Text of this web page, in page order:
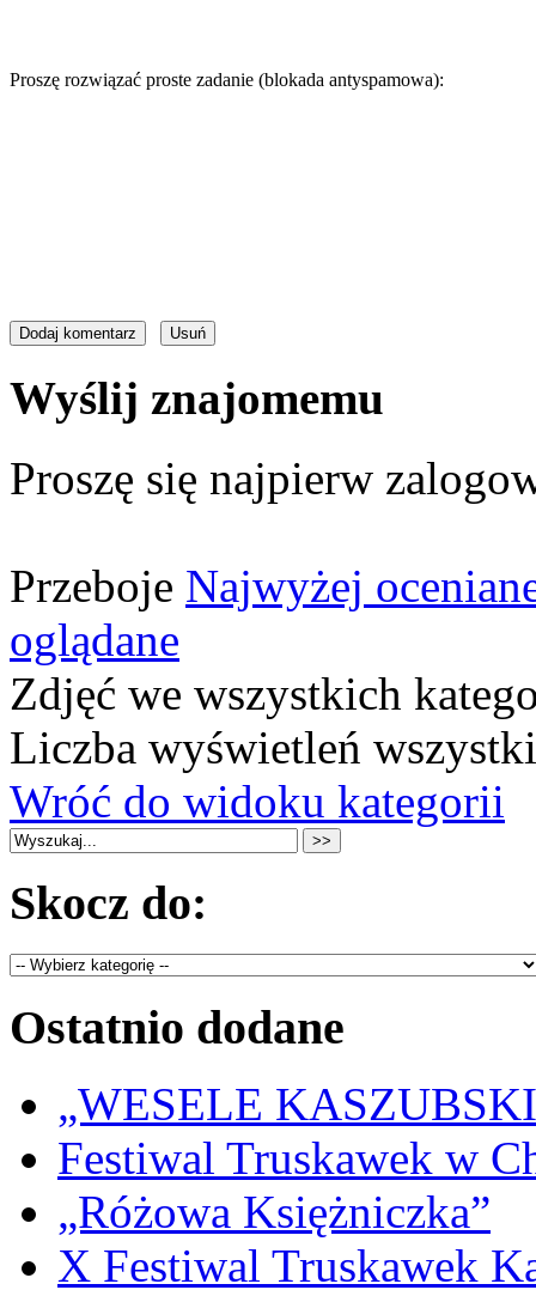
Proszę rozwiązać proste zadanie (blokada antyspamowa):
Wyślij znajomemu
Proszę się najpierw
Przeboje Najwyżej
oglądane
Zdjęć we wszystkich
Liczba wyświetleń
Wróć do widoku kategorii
Skocz do:
Ostatnio dodane
„WESELE
Festiwal Truskawek w
„Różowa Księżniczka”
X Festiwal Truskawek